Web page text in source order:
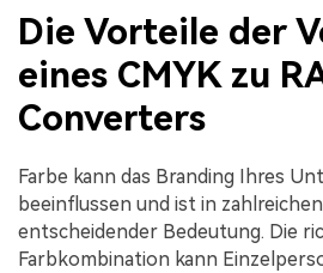
Die Vorteile der
eines CMYK zu
Converters
Farbe kann das Branding Ihres
beeinflussen und ist in
entscheidender Bedeutung. Die
Farbkombination kann